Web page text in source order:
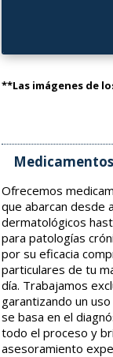
**Las imágenes de
Ofrecemos
que abarcan desde
dermatológicos
para patologías
por su eficacia
particulares de tu
día. Trabajamos
garantizando un
se basa en el
todo el proceso y
asesoramiento